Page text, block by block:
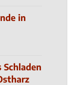
in
Schladen